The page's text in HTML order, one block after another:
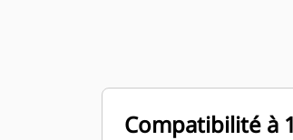
Compatibilité à